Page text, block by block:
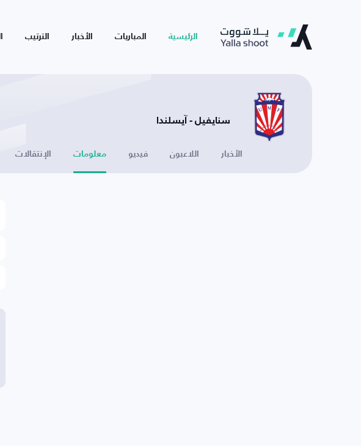
الرئيسية المباريات الأخبار الترتيب
سنايفيل - آيسلندا
الأخبار اللاعبون فيديو معلومات الإنتقالات